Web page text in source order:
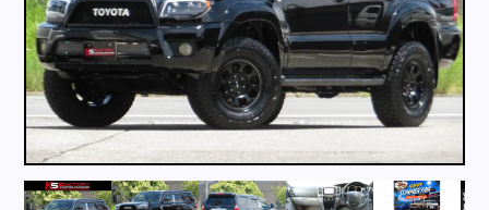
お問い合わせ
採用情報
店舗問い合わせ